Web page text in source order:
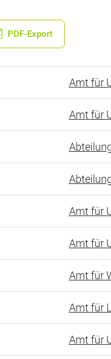
PDF-Export
Amt für
Amt für
Amt für
Amt für
Amt für
Amt für
Amt für